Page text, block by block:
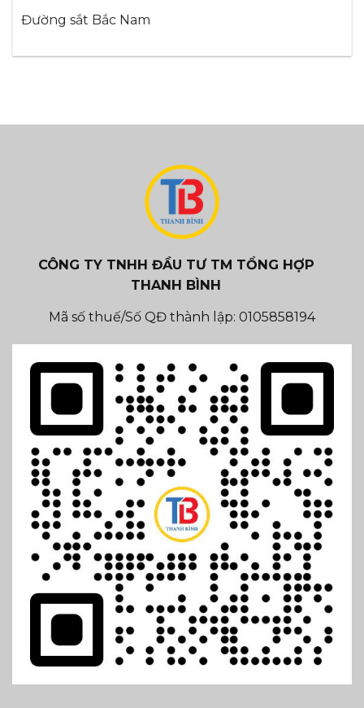
Đường sắt Bắc Nam
CÔNG TY TNHH ĐẦU TƯ TM TỔNG HỢP
THANH BÌNH
Mã số thuế/Số QĐ thành lập: 0105858194